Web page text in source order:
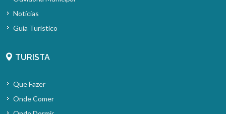
Notícias
Guia Turístico
TURISTA
Que Fazer
Onde Comer